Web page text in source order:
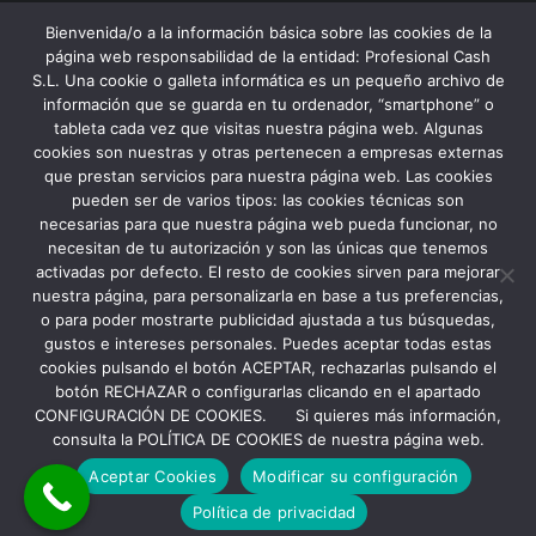
Profesional Cash Murcia:
Copyright Profesional Cash S.L 2022Aviso Legal y Política de Privacidad
Política de Cookies
Bienvenida/o a la información básica sobre las cookies de la
página web responsabilidad de la entidad: Profesional Cash
S.L. Una cookie o galleta informática es un pequeño archivo de
información que se guarda en tu ordenador, “smartphone” o
tableta cada vez que visitas nuestra página web. Algunas
cookies son nuestras y otras pertenecen a empresas externas
que prestan servicios para nuestra página web. Las cookies
pueden ser de varios tipos: las cookies técnicas son
necesarias para que nuestra página web pueda funcionar, no
necesitan de tu autorización y son las únicas que tenemos
activadas por defecto. El resto de cookies sirven para mejorar
nuestra página, para personalizarla en base a tus preferencias,
o para poder mostrarte publicidad ajustada a tus búsquedas,
gustos e intereses personales. Puedes aceptar todas estas
cookies pulsando el botón ACEPTAR, rechazarlas pulsando el
botón RECHAZAR o configurarlas clicando en el apartado
CONFIGURACIÓN DE COOKIES. Si quieres más información,
consulta la POLÍTICA DE COOKIES de nuestra página web.
Aceptar Cookies
Modificar su configuración
Política de privacidad